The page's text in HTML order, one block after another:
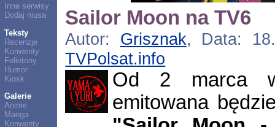
Inne serwisy
Dodaj niusa
Teksty
Recenzje
Konwenty
Felietony
Humor
Kiosk
Galerie
Anime
Manga
Konwenty
Sailor Moon na TV6
Autor: Grisznak, Data:
TVPolsat.info
Od 2 marca
emitowana